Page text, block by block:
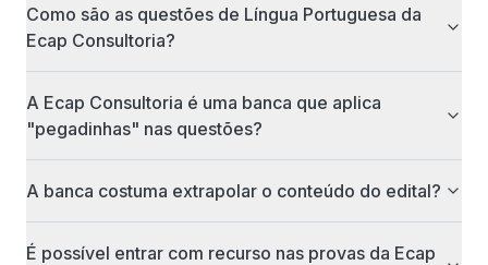
Como são as questões de Língua Portuguesa da
Ecap Consultoria?
A Ecap Consultoria é uma banca que aplica
"pegadinhas" nas questões?
A banca costuma extrapolar o conteúdo do edital?
É possível entrar com recurso nas provas da Ecap